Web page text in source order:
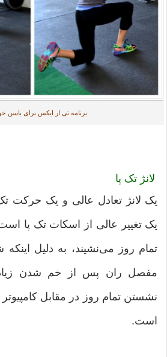
برنامه تی ار ایکس برای باسن
لانژ تک پا
یک لانژ تعادل عالی و یک حرکت
یک تغییر عالی از اسکات تک پا
تمام روز می‌نشیند، به دلیل
مفصل ران پس از خم شدن
نشستن تمام روز در مقابل
است.